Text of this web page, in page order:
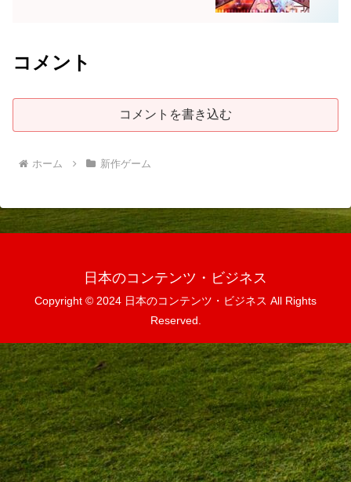
コメント
コメントを書き込む
ホーム 新作ゲーム
日本のコンテンツ・ビジネス
Copyright © 2024 日本のコンテンツ・ビジネス All Rights
Reserved.